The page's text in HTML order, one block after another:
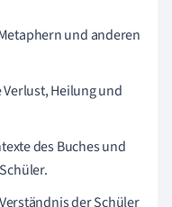
und anderen
Heilung und
des Buches und
der Schüler